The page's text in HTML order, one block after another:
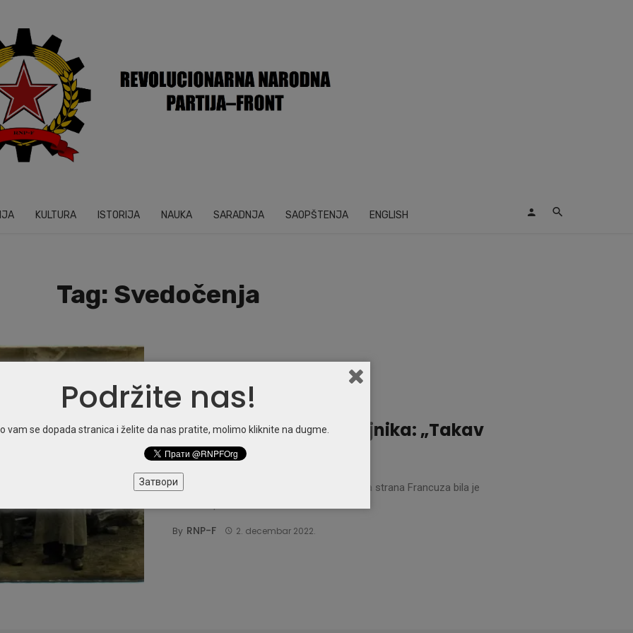
KULTURA ISTORIJA NAUKA SARADNJA SAOPŠTENJA ENGLISH
Tag: Svedočenja
ISTORIJA
Svedočenja srpskih vojnika: „Takav
se Rodio“!
Prema mišljenju učenih Srba, još jedna loša strana Francuza bila je
By RNP-F 2. decembar 2022.
Podržite nas!
vam se dopada stranica i želite da nas pratite, molimo kliknite na dugme.
Затвори